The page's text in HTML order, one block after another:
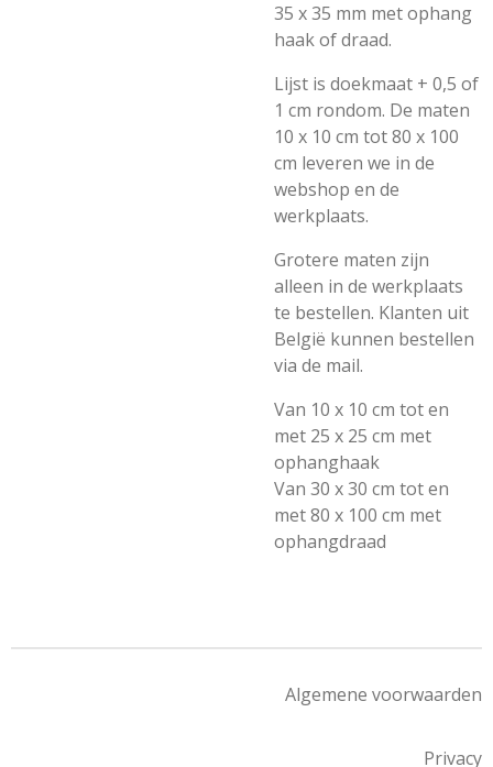
35 x 35 mm met ophang
haak of draad.
Lijst is doekmaat + 0,5 of
1 cm rondom. De maten
10 x 10 cm tot 80 x 100
cm leveren we in de
webshop en de
werkplaats.
Grotere maten zijn
alleen in de werkplaats
te bestellen. Klanten uit
België kunnen bestellen
via de mail.
Van 10 x 10 cm tot en
met 25 x 25 cm met
ophanghaak
Van 30 x 30 cm tot en
met 80 x 100 cm met
ophangdraad
Algemene voorwaarden
Privacy